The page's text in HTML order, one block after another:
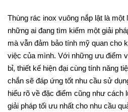
Thùng rác inox vuông nắp lật là
những ai đang tìm kiếm một giải
mà vẫn đảm bảo tính mỹ quan cho
việc của mình. Với những ưu điểm
bỉ, thiết kế hiện đại cùng tính năng
chắn sẽ đáp ứng tốt nhu cầu sử
hiểu rõ về đặc điểm cũng như cách
giải pháp tối ưu nhất cho nhu cầu